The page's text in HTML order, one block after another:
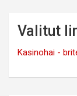
Valitut
Kasinohai -